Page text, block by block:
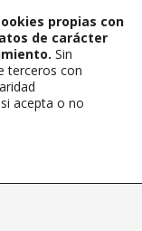
propias con
de carácter
Sin
terceros con
acepta o no